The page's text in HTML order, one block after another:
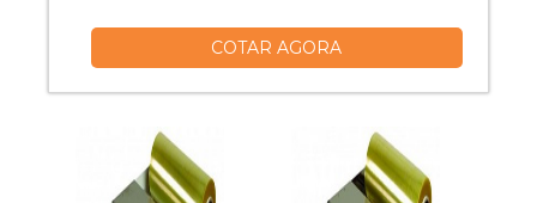
contato com os produtos, além da tinta
Características: - Com 3 (três) eixos
acionados por Servo Drives, controlado...
COTAR AGORA